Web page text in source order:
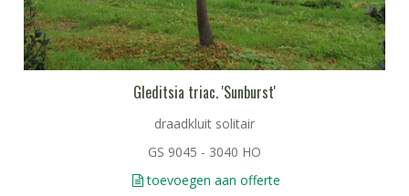
Gleditsia triac. 'Sunburst'
draadkluit solitair
GS 9045 - 3040 HO
toevoegen aan offerte